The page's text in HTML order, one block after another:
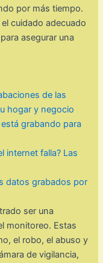
por más tiempo.
cuidado adecuado
asegurar una
de las
hogar y negocio
grabando para
internet falla? Las
datos grabados por
ser una
monitoreo. Estas
el robo, el abuso y
de vigilancia,